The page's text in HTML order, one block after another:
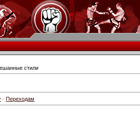
стили
· Переходам